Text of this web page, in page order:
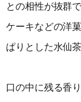
との相性が抜群
ケーキなどの洋
ぱりとした水仙
口の中に残る香